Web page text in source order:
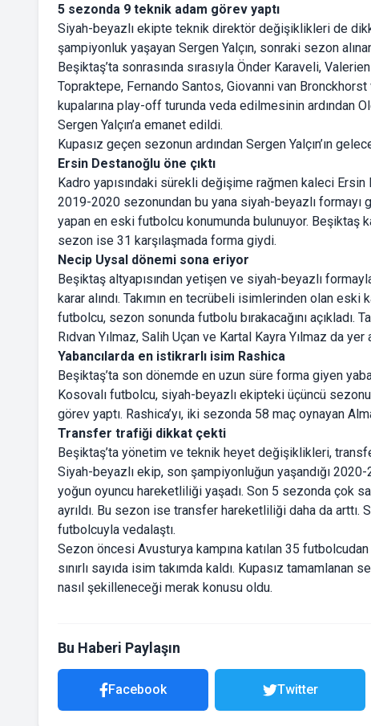
5 sezonda 9 teknik adam görev yaptı
Siyah-beyazlı ekipte teknik direktör değişiklikleri de
şampiyonluk yaşayan Sergen Yalçın, sonraki sezon
Beşiktaş’ta sonrasında sırasıyla Önder Karaveli,
Topraktepe, Fernando Santos, Giovanni van
kupalarına play-off turunda veda edilmesinin ardından
Sergen Yalçın’a emanet edildi.
Kupasız geçen sezonun ardından Sergen Yalçın’ın
Ersin Destanoğlu öne çıktı
Kadro yapısındaki sürekli değişime rağmen kaleci
2019-2020 sezonundan bu yana siyah-beyazlı
yapan en eski futbolcu konumunda bulunuyor. Beşiktaş
sezon ise 31 karşılaşmada forma giydi.
Necip Uysal dönemi sona eriyor
Beşiktaş altyapısından yetişen ve siyah-beyazlı
karar alındı. Takımın en tecrübeli isimlerinden olan eski
futbolcu, sezon sonunda futbolu bırakacağını açıkladı.
Rıdvan Yılmaz, Salih Uçan ve Kartal Kayra Yılmaz da yer
Yabancılarda en istikrarlı isim Rashica
Beşiktaş’ta son dönemde en uzun süre forma giyen
Kosovalı futbolcu, siyah-beyazlı ekipteki üçüncü
görev yaptı. Rashica’yı, iki sezonda 58 maç oynayan
Transfer trafiği dikkat çekti
Beşiktaş’ta yönetim ve teknik heyet değişiklikleri,
Siyah-beyazlı ekip, son şampiyonluğun yaşandığı
yoğun oyuncu hareketliliği yaşadı. Son 5 sezonda çok
ayrıldı. Bu sezon ise transfer hareketliliği daha da arttı.
futbolcuyla vedalaştı.
Sezon öncesi Avusturya kampına katılan 35
sınırlı sayıda isim takımda kaldı. Kupasız tamamlanan
nasıl şekilleneceği merak konusu oldu.
Bu Haberi Paylaşın
Facebook Twitter